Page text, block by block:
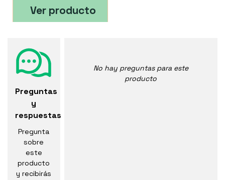
Ver producto
Preguntas
y
respuestas
Pregunta
sobre
este
producto
y recibirás
No hay preguntas para este
producto